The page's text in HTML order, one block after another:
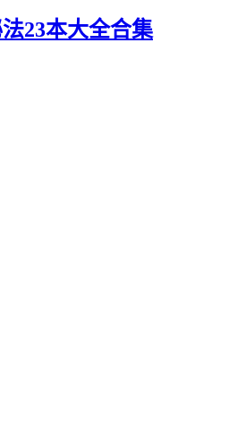
23本大全合集